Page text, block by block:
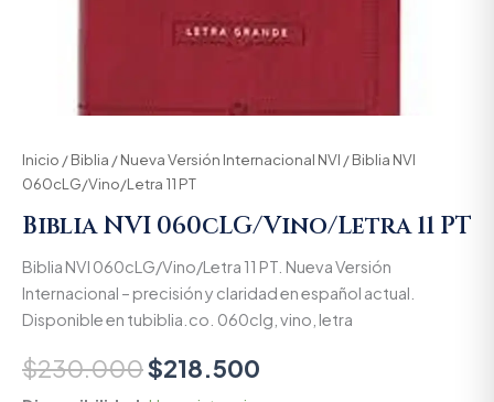
Inicio /Biblia /Nueva Versión Internacional NVI / Biblia NVI
060cLG/Vino/Letra 11 PT
Biblia NVI 060cLG/Vino/Letra 11 PT
Biblia NVI 060cLG/Vino/Letra 11 PT. Nueva Versión
Internacional – precisión y claridad en español actual.
Disponible en tubiblia.co. 060clg, vino, letra
$230.000$218.500